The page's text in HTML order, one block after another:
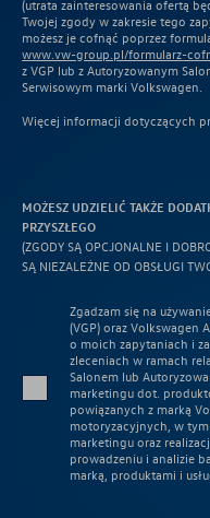
(utrata zainteresowania ofertą
Twojej zgody w zakresie tego
możesz je cofnąć poprzez
www.vw-group.pl/formularz-
z VGP lub z Autoryzowanym
Serwisowym marki Volkswagen.
Więcej informacji dotyczących
MOŻESZ UDZIELIĆ TAKŻE
PRZYSZŁEGO
(ZGODY SĄ OPCJONALNE I
SĄ NIEZALEŻNE OD OBSŁUGI
Zgadzam się na
(VGP) oraz Volkswagen
o moich zapytaniach i
zleceniach w ramach
Salonem lub
marketingu dot.
powiązanych z marką
motoryzacyjnych, w
marketingu oraz
prowadzeniu i analizie